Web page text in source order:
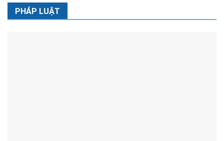
PHÁP LUẬT